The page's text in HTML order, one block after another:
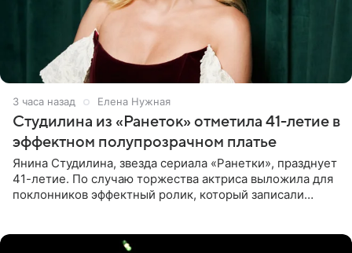
3 часа назад Елена Нужная
Студилина из «Ранеток» отметила 41-летие в
эффектном полупрозрачном платье
Янина Студилина, звезда сериала «Ранетки», празднует
41-летие. По случаю торжества актриса выложила для
поклонников эффектный ролик, который записали